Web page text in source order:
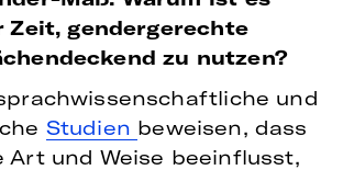
Zeit, gendergerechte
zu nutzen?
und
Studien beweisen, dass
Art und Weise beeinflusst,